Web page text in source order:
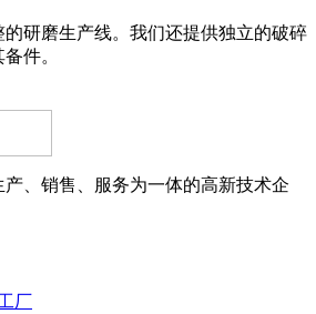
研磨生产线。我们还提供独立的破碎
件。
、销售、服务为一体的高新技术企
厂